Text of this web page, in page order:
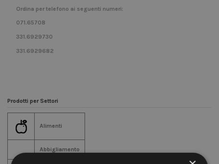
Ordina per telefono ai seguenti numeri:
071.65708
331.6929730
331.6929682
Prodotti per Settori
Alimenti
Abbigliamento